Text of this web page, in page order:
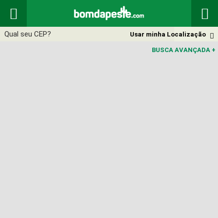
 

Usar minha Localização
BUSCA AVANÇADA +